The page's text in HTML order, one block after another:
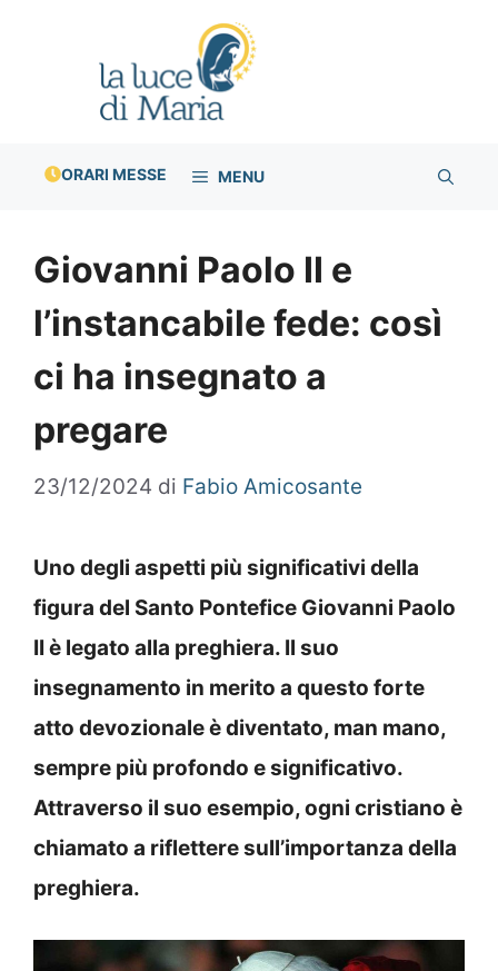
ORARI MESSE MENU
Giovanni Paolo II e
l’instancabile fede: così
ci ha insegnato a
pregare
23/12/2024 di Fabio Amicosante
Uno degli aspetti più significativi della
figura del Santo Pontefice Giovanni Paolo
II è legato alla preghiera. Il suo
insegnamento in merito a questo forte
atto devozionale è diventato, man mano,
sempre più profondo e significativo.
Attraverso il suo esempio, ogni cristiano è
chiamato a riflettere sull’importanza della
preghiera.